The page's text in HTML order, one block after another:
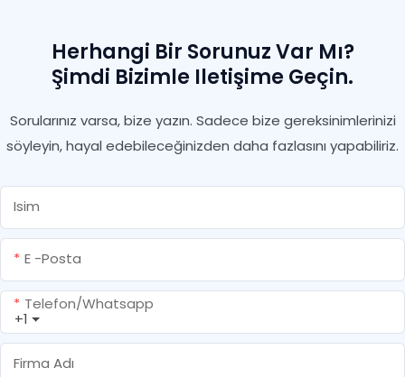
Herhangi Bir Sorunuz Var Mı?
Şimdi Bizimle Iletişime Geçin.
Sorularınız varsa, bize yazın. Sadece bize gereksinimlerinizi
söyleyin, hayal edebileceğinizden daha fazlasını yapabiliriz.
Isim
E -posta
+1
Telefon/whatsapp
Firma Adı